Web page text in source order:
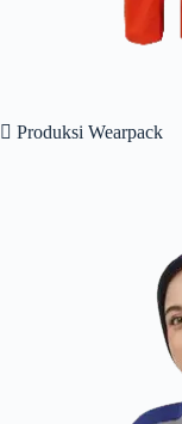
 Produksi Wearpack